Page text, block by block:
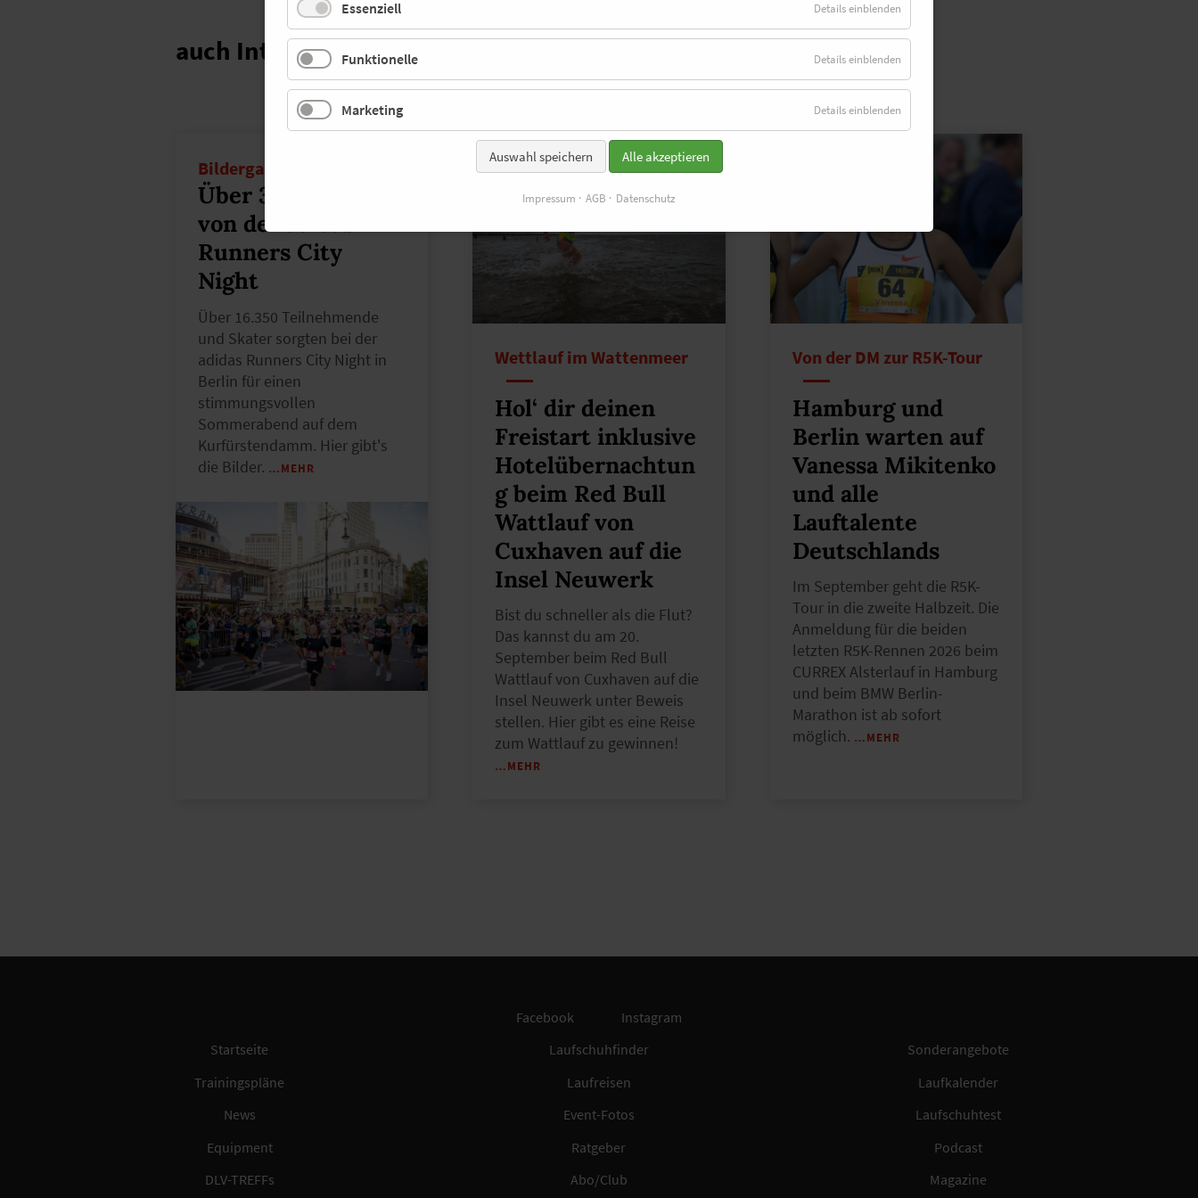
auch Interessant
Bildergalerie
Über 300 Fotos
von der adidas
Runners City
Night
Über 16.350 Teilnehmende
und Skater sorgten bei der
adidas Runners City Night in
Berlin für einen
stimmungsvollen
Sommerabend auf dem
Kurfürstendamm. Hier gibt's
die Bilder. …MEHR
Wettlauf im Wattenmeer
Hol‘ dir deinen
Freistart inklusive
Hotelübernachtun
g beim Red Bull
Wattlauf von
Cuxhaven auf die
Insel Neuwerk
Bist du schneller als die Flut?
Das kannst du am 20.
September beim Red Bull
Wattlauf von Cuxhaven auf die
Insel Neuwerk unter Beweis
stellen. Hier gibt es eine Reise
zum Wattlauf zu gewinnen!
…MEHR
Von der DM zur R5K-Tour
Hamburg und
Berlin warten auf
Vanessa Mikitenko
und alle
Lauftalente
Deutschlands
Im September geht die R5K-
Tour in die zweite Halbzeit. Die
Anmeldung für die beiden
letzten R5K-Rennen 2026 beim
CURREX Alsterlauf in Hamburg
und beim BMW Berlin-
Marathon ist ab sofort
möglich. …MEHR
Facebook
Instagram
Startseite
Laufschuhfinder
Sonderangebote
Trainingspläne
Laufreisen
Laufkalender
News
Event-Fotos
Laufschuhtest
Equipment
Ratgeber
Podcast
DLV-TREFFs
Abo/Club Magazine
Essenziell Details einblenden
Funktionelle Details einblenden
Marketing Details einblenden
Auswahl speichern Alle akzeptieren
Impressum AGB Datenschutz